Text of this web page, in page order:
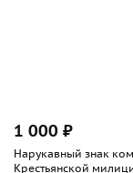
1 000 ₽
Нарукавный знак
Крестьянской